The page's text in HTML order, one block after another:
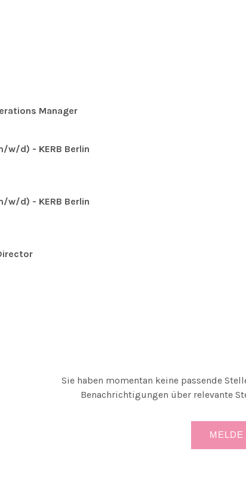
Manager
w/d) - KERB Berlin
w/d) - KERB Berlin
Sie haben momentan keine passende
Benachrichtigungen über relevante